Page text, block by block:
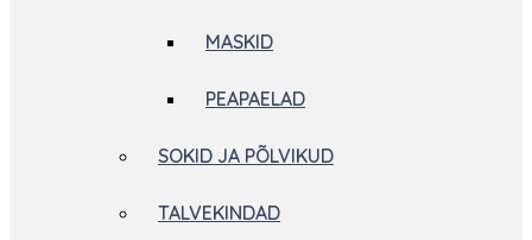
MASKID
PEAPAELAD
SOKID JA PÕLVIKUD
TALVEKINDAD